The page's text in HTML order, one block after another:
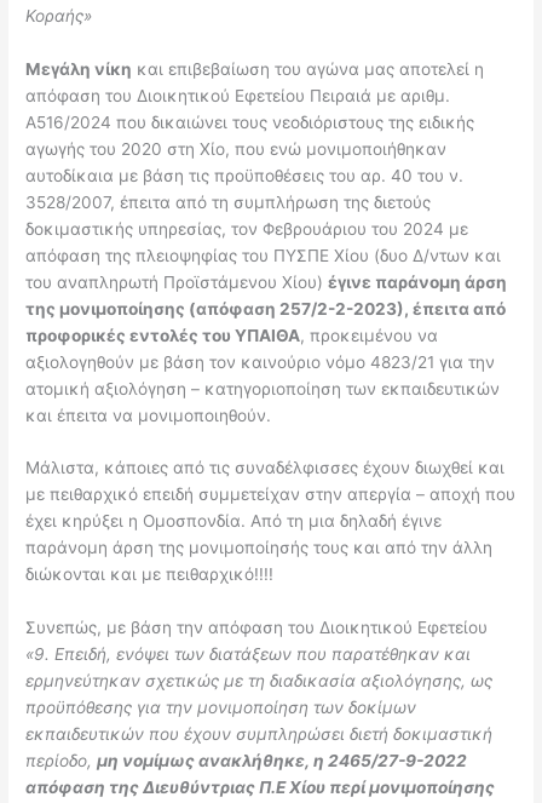
Κοραής»
Μεγάλη νίκη και επιβεβαίωση του αγώνα μας αποτελεί η
απόφαση του Διοικητικού Εφετείου Πειραιά με αριθμ.
Α516/2024 που δικαιώνει τους νεοδιόριστους της ειδικής
αγωγής του 2020 στη Χίο, που ενώ μονιμοποιήθηκαν
αυτοδίκαια με βάση τις προϋποθέσεις του αρ. 40 του ν.
3528/2007, έπειτα από τη συμπλήρωση της διετούς
δοκιμαστικής υπηρεσίας, τον Φεβρουάριου του 2024 με
απόφαση της πλειοψηφίας του ΠΥΣΠΕ Χίου (δυο Δ/ντων και
του αναπληρωτή Προϊστάμενου Χίου)έγινε παράνομη άρση
της μονιμοποίησης (απόφαση 257/2-2-2023), έπειτα από
προφορικές εντολές του ΥΠΑΙΘΑ, προκειμένου να
αξιολογηθούν με βάση τον καινούριο νόμο 4823/21 για την
ατομική αξιολόγηση – κατηγοριοποίηση των εκπαιδευτικών
και έπειτα να μονιμοποιηθούν.
Μάλιστα, κάποιες από τις συναδέλφισσες έχουν διωχθεί και
με πειθαρχικό επειδή συμμετείχαν στην απεργία – αποχή που
έχει κηρύξει η Ομοσπονδία. Από τη μια δηλαδή έγινε
παράνομη άρση της μονιμοποίησής τους και από την άλλη
διώκονται και με πειθαρχικό!!!!
Συνεπώς, με βάση την απόφαση του Διοικητικού Εφετείου
«9. Επειδή, ενόψει των διατάξεων που παρατέθηκαν και
ερμηνεύτηκαν σχετικώς με τη διαδικασία αξιολόγησης, ως
προϋπόθεσης για την μονιμοποίηση των δοκίμων
εκπαιδευτικών που έχουν συμπληρώσει διετή δοκιμαστική
περίοδο,μη νομίμως ανακλήθηκε, η 2465/27-9-2022
απόφαση της Διευθύντριας Π.Ε Χίου περί μονιμοποίησης